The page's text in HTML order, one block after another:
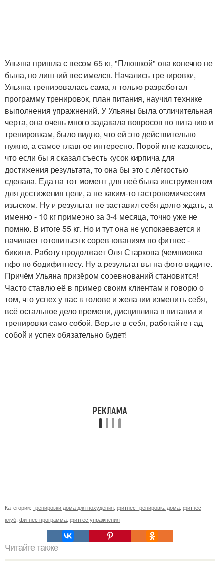
Ульяна пришла с весом 65 кг, "Плюшкой" она конечно не
была, но лишний вес имелся. Начались тренировки,
Ульяна тренировалась сама, я только разработал
программу тренировок, план питания, научил технике
выполнения упражнений. У Ульяны была отличительная
черта, она очень много задавала вопросов по питанию и
тренировкам, было видно, что ей это действительно
нужно, а самое главное интересно. Порой мне казалось,
что если бы я сказал съесть кусок кирпича для
достижения результата, то она бы это с лёгкостью
сделала. Еда на тот момент для неё была инструментом
для достижения цели, а не каким-то гастрономическим
изыском. Ну и результат не заставил себя долго ждать, а
именно - 10 кг примерно за 3-4 месяца, точно уже не
помню. В итоге 55 кг. Но и тут она не успокаевается и
начинает готовиться к соревнованиям по фитнес -
бикини. Работу продолжает Оля Старкова (чемпионка
пфо по бодифитнесу. Ну а результат вы на фото видите.
Причём Ульяна призёром соревнований становится!
Часто ставлю её в пример своим клиентам и говорю о
том, что успех у вас в голове и желании изменить себя,
всё остальное дело времени, дисциплина в питании и
тренировки само собой. Верьте в себя, работайте над
собой и успех обязательно будет!
Категории: тренировки дома для похудения фитнес тренировка дома фитнес
клуб фитнес программа фитнес упражнения
Читайте также